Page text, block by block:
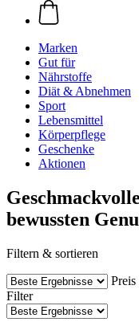
Marken
Gut für
Nährstoffe
Diät & Abnehmen
Sport
Lebensmittel
Körperpflege
Geschenke
Aktionen
bewussten
Filtern & sortieren
Preis
Filter